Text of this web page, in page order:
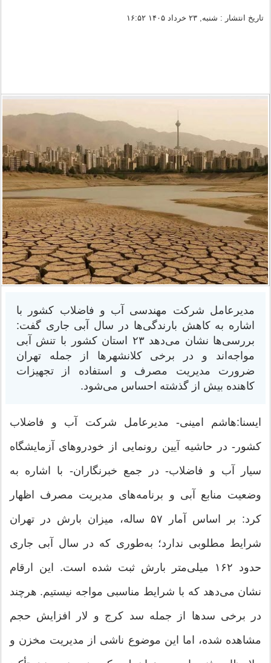
تاریخ انتشار : شنبه, ۲۳ خرداد ۱۴۰۵ ۱۶:۵۲
مدیرعامل شرکت مهندسی آب و فاضلاب کشور با
اشاره به کاهش بارندگی‌ها در سال آبی جاری گفت:
بررسی‌ها نشان می‌دهد ۲۳ استان کشور با تنش آبی
مواجه‌اند و در برخی کلانشهرها از جمله تهران
ضرورت مدیریت مصرف و استفاده از تجهیزات
کاهنده بیش از گذشته احساس می‌شود.
ایسنا:هاشم امینی- مدیرعامل شرکت آب و فاضلاب
کشور- در حاشیه آیین رونمایی از خودروهای آزمایشگاه
سیار آب و فاضلاب- در جمع خبرنگاران- با اشاره به
وضعیت منابع آبی و برنامه‌های مدیریت مصرف اظهار
کرد: بر اساس آمار ۵۷ ساله، میزان بارش در تهران
شرایط مطلوبی ندارد؛ به‌طوری که در سال آبی جاری
حدود ۱۶۲ میلی‌متر بارش ثبت شده است. این ارقام
نشان می‌دهد که با شرایط مناسبی مواجه نیستیم. هرچند
در برخی سدها از جمله سد کرج و لار افزایش حجم
مشاهده شده، اما این موضوع ناشی از مدیریت مخزن و